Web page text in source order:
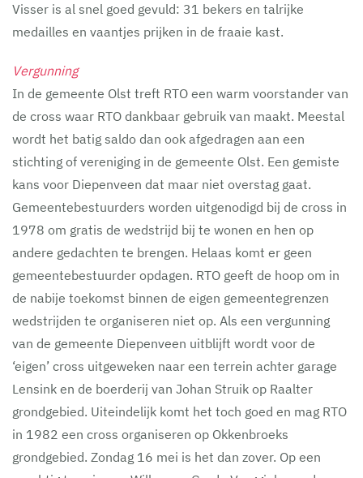
Visser is al snel goed gevuld: 31 bekers en talrijke
medailles en vaantjes prijken in de fraaie kast.
Vergunning
In de gemeente Olst treft RTO een warm voorstander van
de cross waar RTO dankbaar gebruik van maakt. Meestal
wordt het batig saldo dan ook afgedragen aan een
stichting of vereniging in de gemeente Olst. Een gemiste
kans voor Diepenveen dat maar niet overstag gaat.
Gemeentebestuurders worden uitgenodigd bij de cross in
1978 om gratis de wedstrijd bij te wonen en hen op
andere gedachten te brengen. Helaas komt er geen
gemeentebestuurder opdagen. RTO geeft de hoop om in
de nabije toekomst binnen de eigen gemeentegrenzen
wedstrijden te organiseren niet op. Als een vergunning
van de gemeente Diepenveen uitblijft wordt voor de
‘eigen’ cross uitgeweken naar een terrein achter garage
Lensink en de boerderij van Johan Struik op Raalter
grondgebied. Uiteindelijk komt het toch goed en mag RTO
in 1982 een cross organiseren op Okkenbroeks
grondgebied. Zondag 16 mei is het dan zover. Op een